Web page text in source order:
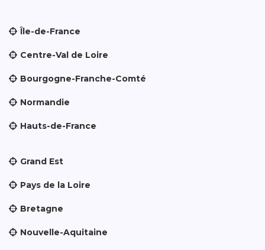
Île-de-France
Centre-Val de Loire
Bourgogne-Franche-Comté
Normandie
Hauts-de-France
Grand Est
Pays de la Loire
Bretagne
Nouvelle-Aquitaine